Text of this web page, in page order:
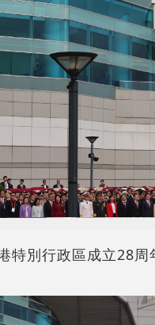
特別行政區成立28